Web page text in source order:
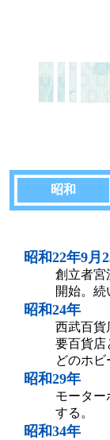
昭和
昭和22年9月
創立者宮
開始。続
昭和24年
西武百貨
要百貨店
どのホビ
昭和29年
モーター
する。
昭和34年